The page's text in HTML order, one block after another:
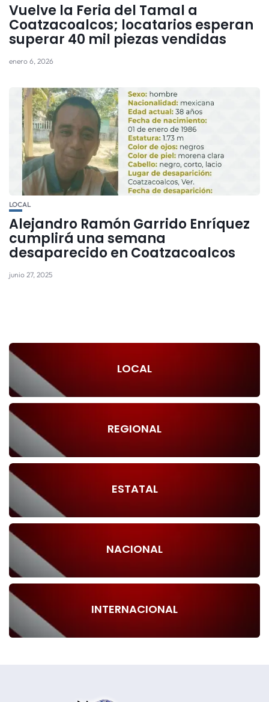
Vuelve la Feria del Tamal a
Coatzacoalcos; locatarios esperan
superar 40 mil piezas vendidas
enero 6, 2026
LOCAL
Alejandro Ramón Garrido Enríquez
cumplirá una semana
desaparecido en Coatzacoalcos
junio 27, 2025
LOCAL
REGIONAL
ESTATAL
NACIONAL
INTERNACIONAL